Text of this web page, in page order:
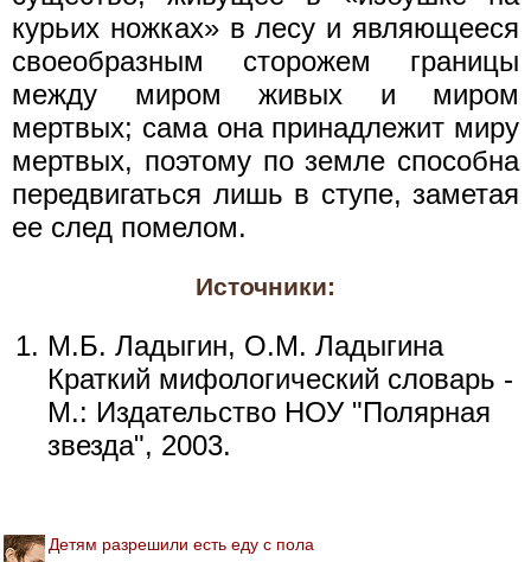
курьих ножках» в лесу и являющееся
своеобразным сторожем границы
между миром живых и миром
мертвых; сама она принадлежит миру
мертвых, поэтому по земле способна
передвигаться лишь в ступе, заметая
ее след помелом.
Источники:
М.Б. Ладыгин, О.М. Ладыгина
Краткий мифологический словарь -
М.: Издательство НОУ "Полярная
звезда", 2003.
Детям разрешили есть еду с пола